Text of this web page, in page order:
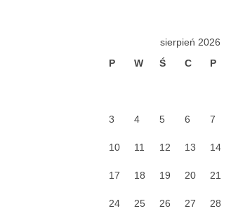
sierpień 2026
P
W Ś C P
3 4 5 6 7
10 11 12 13 14
17 18 19 20 21
24 25 26 27 28